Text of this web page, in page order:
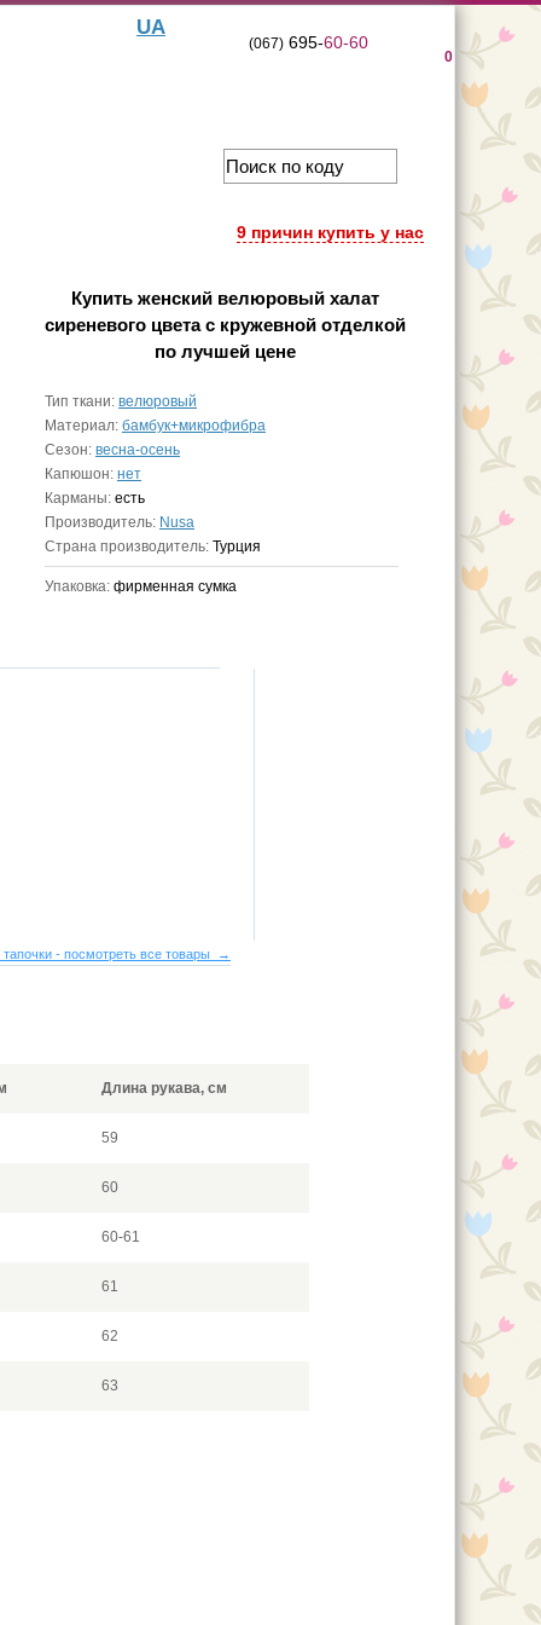
UA
0
(067)695-60-60
9 причин купить у нас
Купить женский велюровый халат
сиреневого цвета с кружевной отделкой
по лучшей цене
Тип ткани: велюровый
Материал: бамбук+микрофибра
Сезон: весна-осень
Капюшон: нет
Карманы: есть
Производитель: Nusa
Страна производитель: Турция
Упаковка: фирменная сумка
- посмотреть все товары →
Длина рукава, см
59
60
60-61
61
62
63